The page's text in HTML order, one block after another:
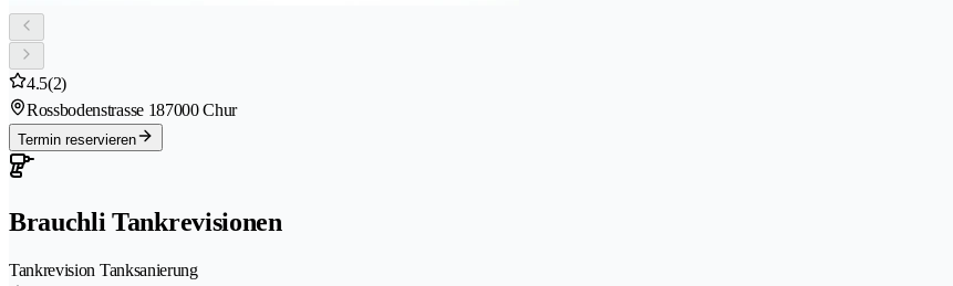
4.5(2)
Rossbodenstrasse 187000 Chur
Termin reservieren
Brauchli Tankrevisionen
Tankrevision Tanksanierung